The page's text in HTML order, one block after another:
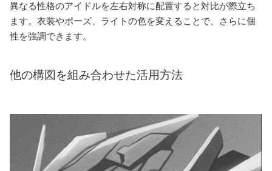
異なる性格のアイドルを左右対称に配置すると対比が際立ち
ます。衣装やポーズ、ライトの色を変えることで、さらに個
性を強調できます。
他の構図を組み合わせた活用方法